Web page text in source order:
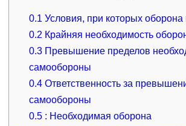
0.1 Условия, при которых
0.2 Крайняя необходимость
0.3 Превышение пределов
самообороны
0.4 Ответственность за
самообороны
0.5 : Необходимая оборона